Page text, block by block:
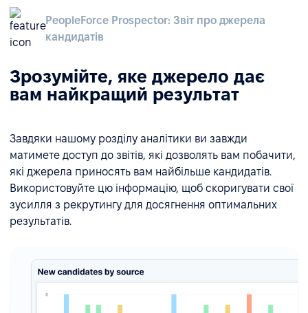
PeopleForce Prospector: Звіт про джерела
кандидатів
Зрозумійте, яке джерело дає
вам найкращий результат
Завдяки нашому розділу аналітики ви завжди
матимете доступ до звітів, які дозволять вам побачити,
які джерела приносять вам найбільше кандидатів.
Використовуйте цю інформацію, щоб скоригувати свої
зусилля з рекрутингу для досягнення оптимальних
результатів.